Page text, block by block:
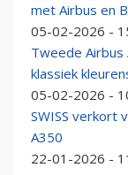
met Airbus en
05-02-2026 -
Tweede Airbus
klassiek
05-02-2026 -
SWISS verkort
A350
22-01-2026 -